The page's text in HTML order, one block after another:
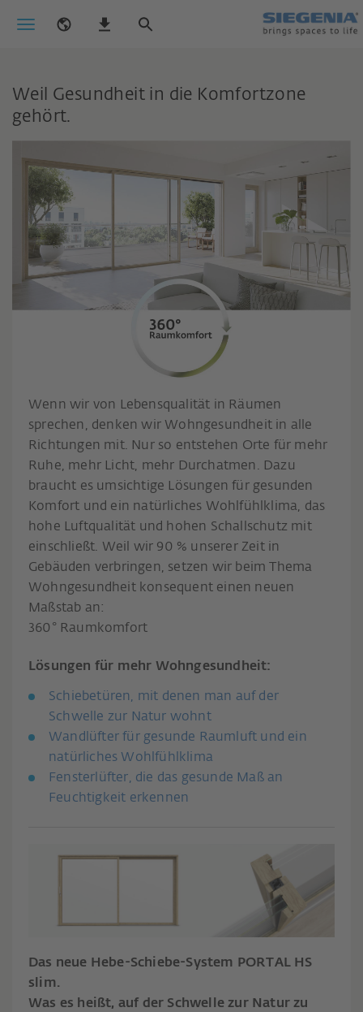
Weil Gesundheit in die Komfortzone
gehört.
Wenn wir von Lebensqualität in Räumen
sprechen, denken wir Wohngesundheit in alle
Richtungen mit. Nur so entstehen Orte für mehr
Ruhe, mehr Licht, mehr Durchatmen. Dazu
braucht es umsichtige Lösungen für gesunden
Komfort und ein natürliches Wohlfühlklima, das
hohe Luftqualität und hohen Schallschutz mit
einschließt. Weil wir 90 % unserer Zeit in
Gebäuden verbringen, setzen wir beim Thema
Wohngesundheit konsequent einen neuen
Maßstab an:
360° Raumkomfort
Lösungen für mehr Wohngesundheit:
Schiebetüren, mit denen man auf der
Schwelle zur Natur wohnt
Wandlüfter für gesunde Raumluft und ein
natürliches Wohlfühlklima
Fensterlüfter, die das gesunde Maß an
Feuchtigkeit erkennen
Das neue Hebe-Schiebe-System PORTAL HS
slim.
Was es heißt, auf der Schwelle zur Natur zu